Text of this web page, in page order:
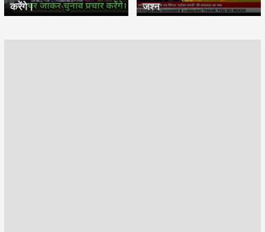
करेंगे।
जश्न